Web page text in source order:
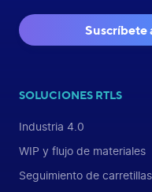
Suscríbete
SOLUCIONES RTLS
Industria 4.0
WIP y flujo de materiales
Seguimiento de